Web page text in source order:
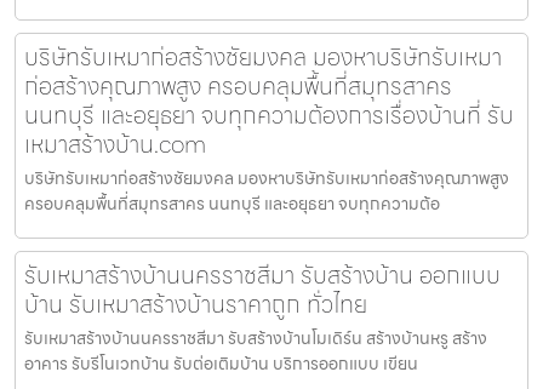
บริษัทรับเหมาก่อสร้างชัยมงคล มองหาบริษัทรับเหมา
ก่อสร้างคุณภาพสูง ครอบคลุมพื้นที่สมุทรสาคร
นนทบุรี และอยุธยา จบทุกความต้องการเรื่องบ้านที่ รับ
เหมาสร้างบ้าน.com
บริษัทรับเหมาก่อสร้างชัยมงคล มองหาบริษัทรับเหมาก่อสร้างคุณภาพสูง
ครอบคลุมพื้นที่สมุทรสาคร นนทบุรี และอยุธยา จบทุกความต้อ
รับเหมาสร้างบ้านนครราชสีมา รับสร้างบ้าน ออกแบบ
บ้าน รับเหมาสร้างบ้านราคาถูก ทั่วไทย
รับเหมาสร้างบ้านนครราชสีมา รับสร้างบ้านโมเดิร์น สร้างบ้านหรู สร้าง
อาคาร รับรีโนเวทบ้าน รับต่อเติมบ้าน บริการออกแบบ เขียน